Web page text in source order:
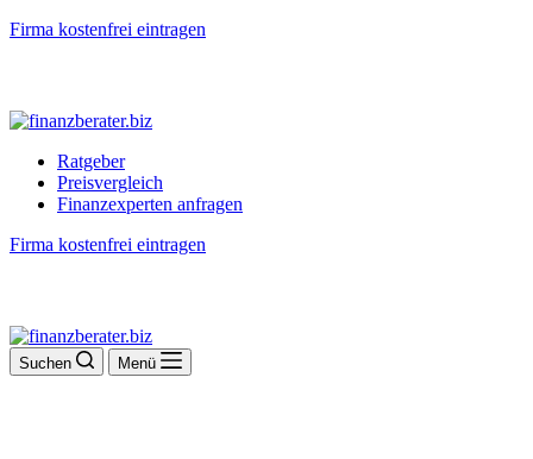
Firma kostenfrei eintragen
Ratgeber
Preisvergleich
Finanzexperten anfragen
Firma kostenfrei eintragen
Suchen Menü